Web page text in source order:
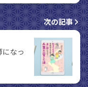
次の記事
なっ